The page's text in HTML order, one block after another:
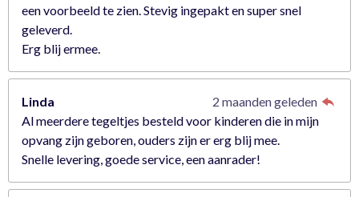
een voorbeeld te zien. Stevig ingepakt en super snel
geleverd.
Erg blij ermee.
Linda
2 maanden geleden
Al meerdere tegeltjes besteld voor kinderen die in mijn
opvang zijn geboren, ouders zijn er erg blij mee.
Snelle levering, goede service, een aanrader!